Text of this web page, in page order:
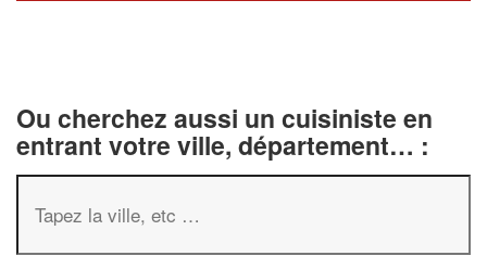
Ou cherchez aussi un cuisiniste en
entrant votre ville, département… :